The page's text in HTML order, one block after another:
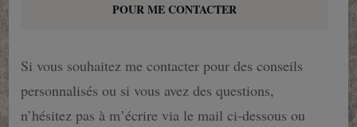
POUR ME CONTACTER
Si vous souhaitez me contacter pour des conseils
personnalisés ou si vous avez des questions,
n’hésitez pas à m’écrire via le mail ci-dessous ou